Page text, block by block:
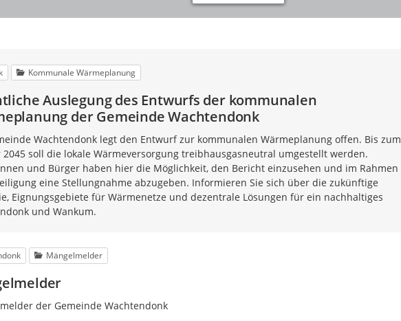
Kommunale Wärmeplanung
Auslegung des Entwurfs der kommunalen
der Gemeinde Wachtendonk
Wachtendonk legt den Entwurf zur kommunalen Wärmeplanung offen. Bis zum
2045 soll die lokale Wärmeversorgung treibhausgasneutral umgestellt werden.
und Bürger haben hier die Möglichkeit, den Bericht einzusehen und im Rahmen
eine Stellungnahme abzugeben. Informieren Sie sich über die zukünftige
Eignungsgebiete für Wärmenetze und dezentrale Lösungen für ein nachhaltiges
und Wankum.
Mängelmelder
der Gemeinde Wachtendonk